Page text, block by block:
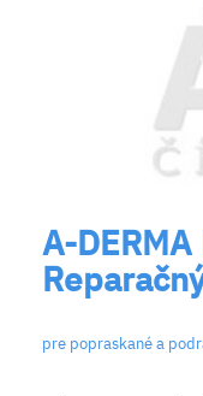
A-DERMA
pre popraskané a